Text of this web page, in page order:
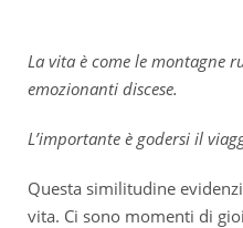
La vita è come le montagne
emozionanti discese.
L’importante è godersi il
Questa similitudine
vita. Ci sono momenti di